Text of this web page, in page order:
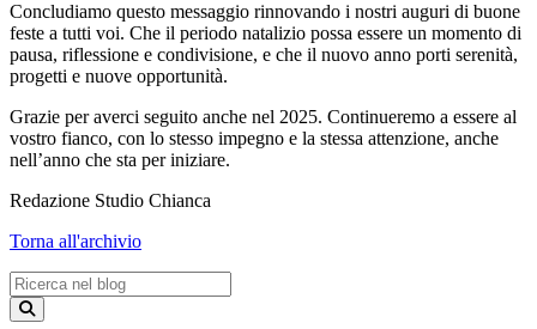
Concludiamo questo messaggio rinnovando i nostri auguri di buone
feste a tutti voi. Che il periodo natalizio possa essere un momento di
pausa, riflessione e condivisione, e che il nuovo anno porti serenità,
progetti e nuove opportunità.
Grazie per averci seguito anche nel 2025. Continueremo a essere al
vostro fianco, con lo stesso impegno e la stessa attenzione, anche
nell’anno che sta per iniziare.
Redazione Studio Chianca
Torna all'archivio